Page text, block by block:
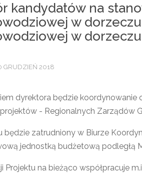
kandydatów na
w
w dorzeczu
GRUDZIEŃ 2018
dyrektora będzie
- Regionalnych Zarządów
będzie zatrudniony w Biurze
jednostką budżetową podległą
Projektu na bieżąco współpracuje